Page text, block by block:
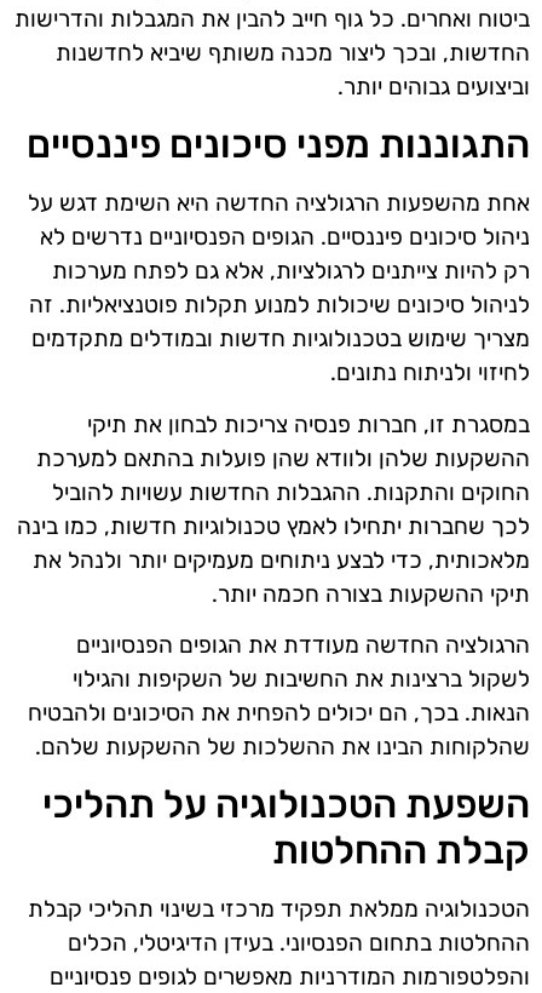
ביטוח ואחרים. כל גוף חייב להבין את המגבלות והדרישות
החדשות, ובכך ליצור מכנה משותף שיביא לחדשנות
וביצועים גבוהים יותר.
התגוננות מפני סיכונים פיננסיים
אחת מהשפעות הרגולציה החדשה היא השימת דגש על
ניהול סיכונים פיננסיים. הגופים הפנסיוניים נדרשים לא
רק להיות צייתנים לרגולציות, אלא גם לפתח מערכות
לניהול סיכונים שיכולות למנוע תקלות פוטנציאליות. זה
מצריך שימוש בטכנולוגיות חדשות ובמודלים מתקדמים
לחיזוי ולניתוח נתונים.
במסגרת זו, חברות פנסיה צריכות לבחון את תיקי
ההשקעות שלהן ולוודא שהן פועלות בהתאם למערכת
החוקים והתקנות. ההגבלות החדשות עשויות להוביל
לכך שחברות יתחילו לאמץ טכנולוגיות חדשות, כמו בינה
מלאכותית, כדי לבצע ניתוחים מעמיקים יותר ולנהל את
תיקי ההשקעות בצורה חכמה יותר.
הרגולציה החדשה מעודדת את הגופים הפנסיוניים
לשקול ברצינות את החשיבות של השקיפות והגילוי
הנאות. בכך, הם יכולים להפחית את הסיכונים ולהבטיח
שהלקוחות הבינו את ההשלכות של ההשקעות שלהם.
השפעת הטכנולוגיה על תהליכי
קבלת ההחלטות
הטכנולוגיה ממלאת תפקיד מרכזי בשינוי תהליכי קבלת
ההחלטות בתחום הפנסיוני. בעידן הדיגיטלי, הכלים
והפלטפורמות המודרניות מאפשרים לגופים פנסיוניים